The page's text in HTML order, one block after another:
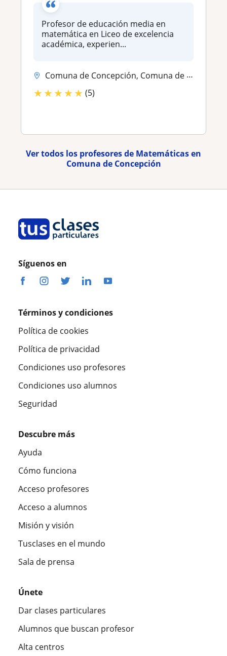
Profesor de educación media en
matemática en Liceo de excelencia
académica, experien...
Comuna de Concepción, Comuna de Hualpén, Comuna de San Pedro de la Paz...
★★★★★ (5)
Ver todos los profesores de Matemáticas en
Comuna de Concepción
Síguenos en
Términos y condiciones
Política de cookies
Política de privacidad
Condiciones uso profesores
Condiciones uso alumnos
Seguridad
Descubre más
Ayuda
Cómo funciona
Acceso profesores
Acceso a alumnos
Misión y visión
Tusclases en el mundo
Sala de prensa
Únete
Dar clases particulares
Alumnos que buscan profesor
Alta centros